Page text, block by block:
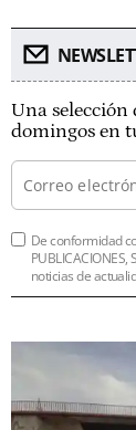
Una selección
domingos en
De conformidad
noticias de